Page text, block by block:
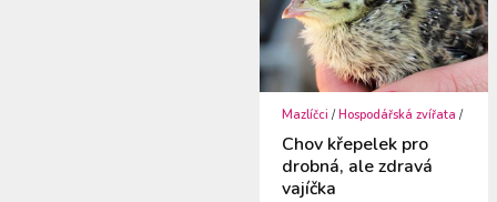
Mazlíčci /Hospodářská zvířata /
Chov křepelek pro
drobná, ale zdravá
vajíčka